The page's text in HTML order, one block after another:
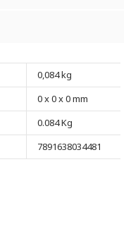
0,084 kg
0 x 0 x 0 mm
0.084 Kg
7891638034481